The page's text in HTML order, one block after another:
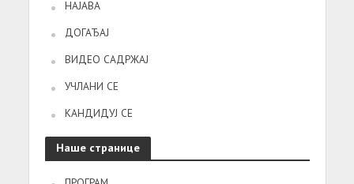
НАЈАВА
ДОГАЂАЈ
ВИДЕО САДРЖАЈ
УЧЛАНИ СЕ
КАНДИДУЈ СЕ
Наше странице